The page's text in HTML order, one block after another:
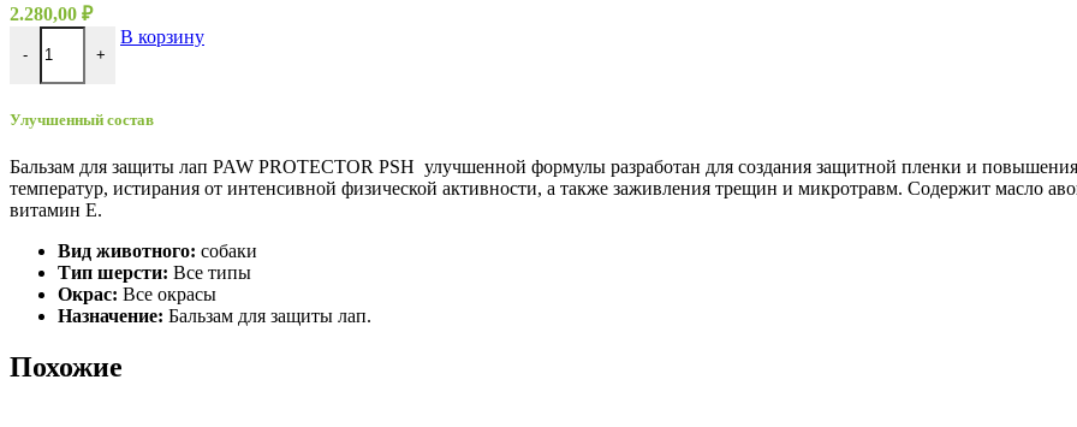
2.280,00 ₽
- +
В корзину
Улучшенный состав
Бальзам для защиты лап PAW PROTECTOR PSH улучшенной формулы разработан для создания защитной пленки и
температур, истирания от интенсивной физической активности, а также заживления трещин и микротравм. Содержит масло
витамин Е.
Вид животного: собаки
Тип шерсти: Все типы
Окрас: Все окрасы
Назначение: Бальзам для защиты лап.
Похожие